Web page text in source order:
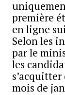
première
en ligne
Selon les
par le
les
mois de